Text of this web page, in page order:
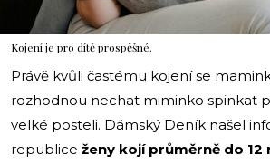
Kojení je pro dítě prospěšné.
Právě kvůli častému kojení se
rozhodnou nechat miminko spinkat
velké posteli. Dámský Deník našel
republice ženy kojí průměrně do 12